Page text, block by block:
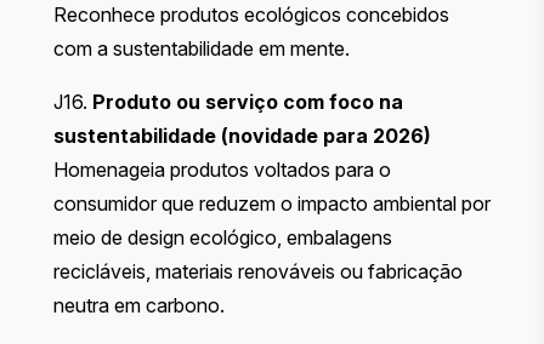
Reconhece produtos ecológicos concebidos
com a sustentabilidade em mente.
J16. Produto ou serviço com foco na
sustentabilidade (novidade para 2026)
Homenageia produtos voltados para o
consumidor que reduzem o impacto ambiental por
meio de design ecológico, embalagens
recicláveis, materiais renováveis ou fabricação
neutra em carbono.